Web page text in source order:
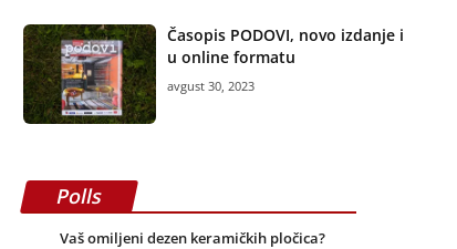
Časopis PODOVI, novo izdanje i
u online formatu
avgust 30, 2023
Polls
Vaš omiljeni dezen keramičkih pločica?